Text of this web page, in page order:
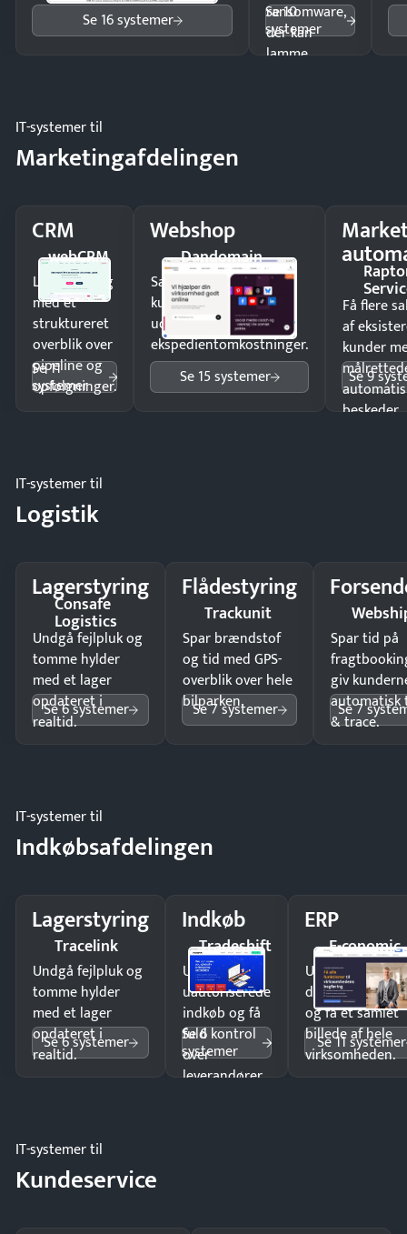
Se 16 systemer
ransomware,
der kan
lamme
Se 10
systemer
IT-systemer til
Marketingafdelingen
CRM
webCRM
Luk flere salg
med et
struktureret
overblik over
pipeline og
opfølgninger.
Se 11
systemer
Webshop
Dandomain
Sælg produkter 24/7 til
kunder i hele landet
uden
ekspedientomkostninger.
Se 15 systemer
Få flere
af
kunder
beskeder.
Se 9
IT-systemer til
Logistik
Lagerstyring
Consafe
Logistics
Undgå fejlpluk og
tomme hylder
med et lager
opdateret i
realtid.
Se 6 systemer
Flådestyring
Trackunit
Spar brændstof
og tid med GPS-
overblik over hele
bilparken.
Se 7 systemer
Spar tid på
giv
automatisk
& trace.
Se 7
IT-systemer til
Indkøbsafdelingen
Lagerstyring
Tracelink
Undgå fejlpluk og
tomme hylder
med et lager
opdateret i
realtid.
Se 6 systemer
Indkøb
Tradeshift
Undgå
uautoriserede
indkøb og få
fuld kontrol
over
leverandører
Se 6
systemer
ERP
E-conomic
Undgå
og få ét samlet
billede af hele
virksomheden.
Se 11 systemer
IT-systemer til
Kundeservice